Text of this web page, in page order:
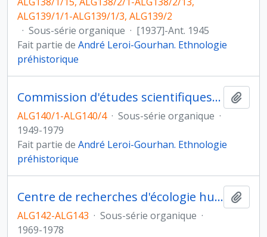
ALG139/1/1-ALG139/1/3, ALG139/2
· Sous-série organique · [1937]-Ant. 1945
Fait partie de André Leroi-Gourhan. Ethnologie
préhistorique
Commission d'études scientifiques pour la sauvegarde de la grotte préhistorique de Lascaux
ALG140/1-ALG140/4 · Sous-série organique ·
1949-1979
Fait partie de André Leroi-Gourhan. Ethnologie
préhistorique
Centre de recherches d'écologie humaine et de préhistoire
ALG142-ALG143 · Sous-série organique ·
1969-1978